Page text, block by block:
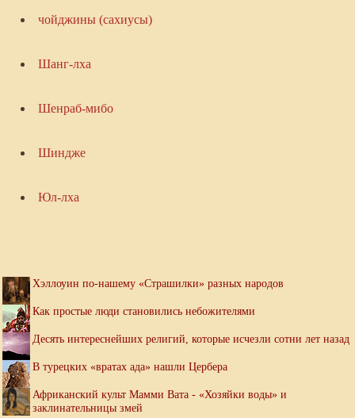
чойджины (сахиусы)
Шанг-лха
Шенраб-мибо
Шиндже
Юл-лха
Хэллоуин по-нашему «Страшилки» разных народов
Как простые люди становились небожителями
Десять интереснейших религий, которые исчезли сотни лет назад
В турецких «вратах ада» нашли Цербера
Африканский культ Мамми Вата - «Хозяйки воды» и
заклинательницы змей